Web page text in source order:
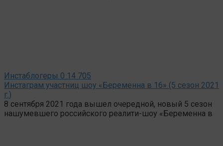
Инстаблогеры 0 14 705
Инстаграм участниц шоу «Беременна в 16» (5 сезон 2021
г.)
8 сентября 2021 года вышел очередной, новый 5 сезон
нашумевшего российского реалити-шоу «Беременна в